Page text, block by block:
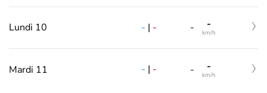
Lundi 10 - | - - -
km/h
Mardi 11 - | - - -
km/h